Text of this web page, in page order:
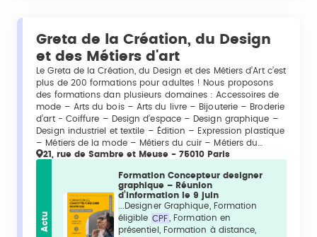
Greta de la Création, du Design
et des Métiers d'art
Le Greta de la Création, du Design et des Métiers d’Art c’est
plus de 200 formations pour adultes ! Nous proposons
des formations dan plusieurs domaines : Accessoires de
mode – Arts du bois – Arts du livre – Bijouterie – Broderie
d’art - Coiffure – Design d’espace – Design graphique –
Design industriel et textile – Édition – Expression plastique
– Métiers de la mode – Métiers du cuir – Métiers du…
21, rue de Sambre et Meuse - 75010 Paris
Actu
Formation Concepteur designer
graphique – Réunion
d’information le 9 juin
...Designer Graphique, Formation
éligible CPF
, Formation en
présentiel, Formation à distance,